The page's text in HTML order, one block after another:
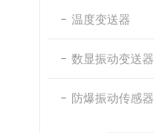
温度变送器
数显振动变送器
防爆振动传感器